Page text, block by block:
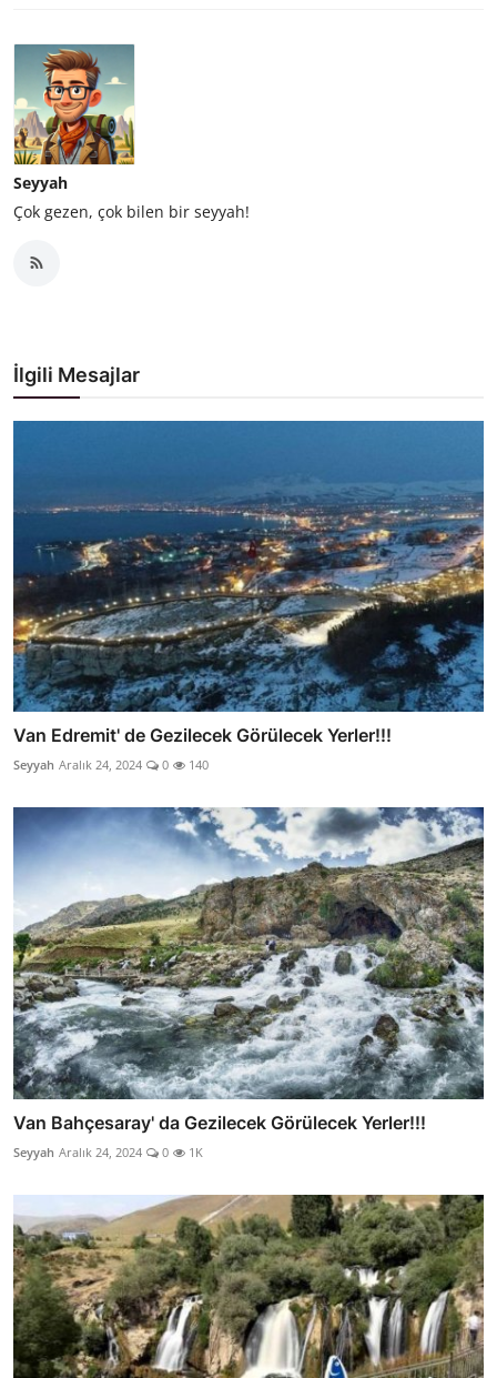
Seyyah
Çok gezen, çok bilen bir seyyah!
İlgili Mesajlar
Van Edremit' de Gezilecek Görülecek Yerler!!!
Seyyah Aralık 24, 2024 0 140
Van Bahçesaray' da Gezilecek Görülecek Yerler!!!
Seyyah Aralık 24, 2024 0 1K